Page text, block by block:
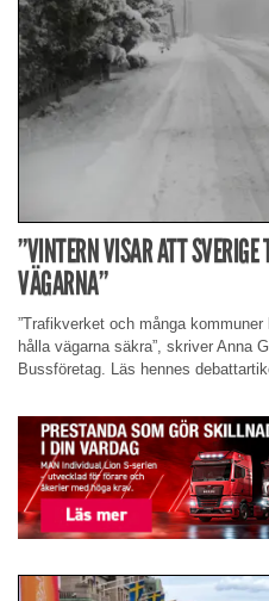
”VINTERN VISAR ATT SVERIGE
VÄGARNA”
”Trafikverket och många
hålla vägarna säkra”, skriver Anna
Bussföretag. Läs hennes